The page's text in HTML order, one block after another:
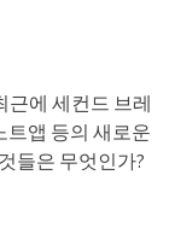
근에 세컨드 브레
트앱 등의 새로운
들은 무엇인가?